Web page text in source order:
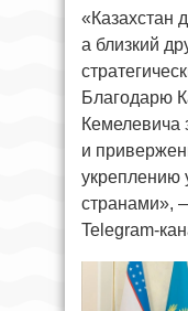
«Казахстан
а близкий
Благодарю
и
укреплению
странами»,
Telegram-